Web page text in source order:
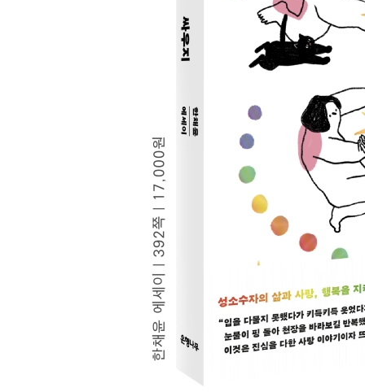
호모사피엔스와 호모섹슈얼
신이 허락하고 인간이 금지한 사랑
왜 결혼을 독점합니까?
누가 정자에게 총을 쥐여주었는가
누구나 급할 땐 화장실에 갈 수 있는 세상
《백범일지》에 남은 동성애
나쁜 남자와 사랑에 빠질 자유와 성적자기결정권
신과 맞짱을 뜬 릴리스처럼
5부 나는 행복하니까 당신도 행복하길
남들 사는 대로 남다르게 살기로 했다
어느 스님의 사랑 이야기
우리, 서로 자기 마음만 책임져요
우리 귀엽게 늙어가자
장미소년, 우리 끈질기게 행복하자